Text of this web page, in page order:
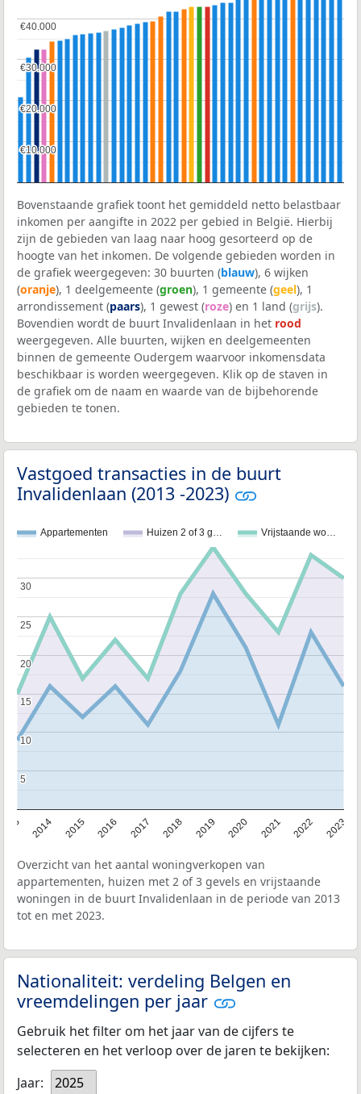
€10.000
€10.000
€20.000
€20.000
€30.000
€30.000
€40.000
€40.000
Bovenstaande grafiek toont het gemiddeld netto belastbaar
inkomen per aangifte in 2022 per gebied in België. Hierbij
zijn de gebieden van laag naar hoog gesorteerd op de
hoogte van het inkomen. De volgende gebieden worden in
de grafiek weergegeven: 30 buurten (blauw), 6 wijken
(oranje), 1 deelgemeente (groen), 1 gemeente (geel), 1
arrondissement (paars), 1 gewest (roze) en 1 land (grijs).
Bovendien wordt de buurt Invalidenlaan in het rood
weergegeven. Alle buurten, wijken en deelgemeenten
binnen de gemeente Oudergem waarvoor inkomensdata
beschikbaar is worden weergegeven. Klik op de staven in
de grafiek om de naam en waarde van de bijbehorende
gebieden te tonen.
Vastgoed transacties in de buurt
Invalidenlaan (2013 -2023)
Appartementen Huizen 2 of 3 g… Vrijstaande wo…
2014 2015 2016 2017 2018 2019 2020 2021 2022 2023
5
5
10
10
15
15
20
20
25
25
30
30
Overzicht van het aantal woningverkopen van
appartementen, huizen met 2 of 3 gevels en vrijstaande
woningen in de buurt Invalidenlaan in de periode van 2013
tot en met 2023.
Nationaliteit: verdeling Belgen en
vreemdelingen per jaar
Gebruik het filter om het jaar van de cijfers te
selecteren en het verloop over de jaren te bekijken:
Jaar:
2025